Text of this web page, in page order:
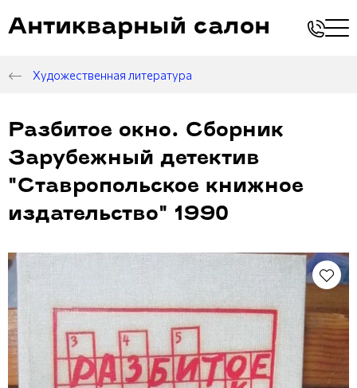
Антикварный салон
Художественная литература
Разбитое окно. Сборник
Зарубежный детектив
"Ставропольское книжное
издательство" 1990